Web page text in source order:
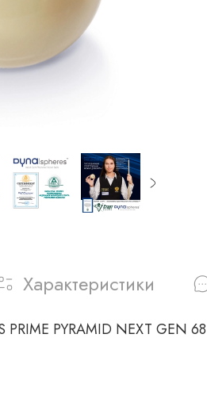
Характеристики
PYRAMID NEXT GEN